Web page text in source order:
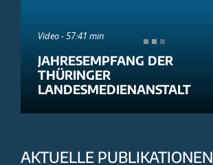
Video - 57:41 min
JAHRESEMPFANG DER
THÜRINGER
LANDESMEDIENANSTALT
AKTUELLE PUBLIKATIONEN